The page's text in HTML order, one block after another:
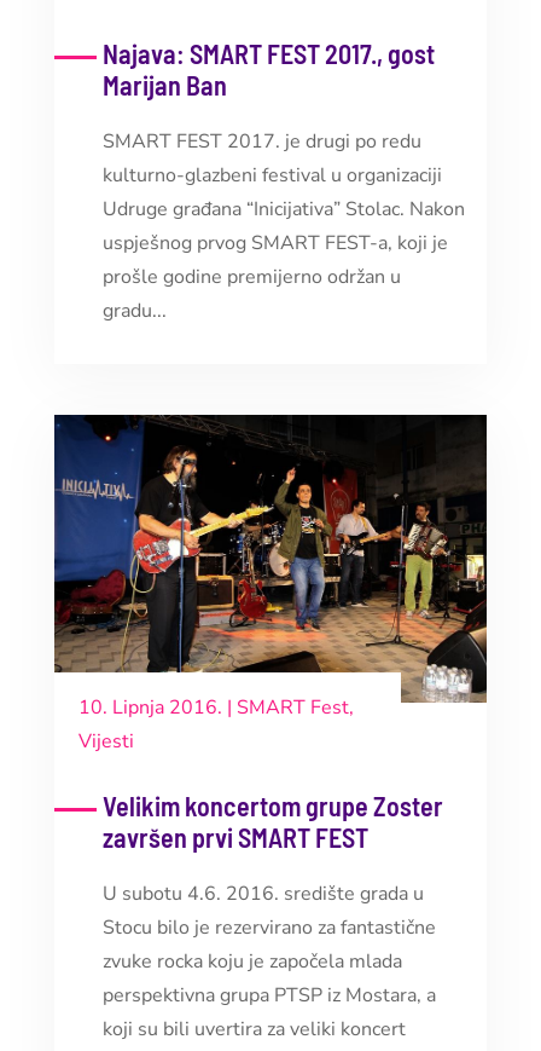
Najava: SMART FEST 2017., gost
Marijan Ban
SMART FEST 2017. je drugi po redu
kulturno-glazbeni festival u organizaciji
Udruge građana “Inicijativa” Stolac. Nakon
uspješnog prvog SMART FEST-a, koji je
prošle godine premijerno održan u
gradu...
Velikim koncertom grupe Zoster
završen prvi SMART FEST
10. Lipnja 2016. | SMART Fest,
Vijesti
U subotu 4.6. 2016. središte grada u
Stocu bilo je rezervirano za fantastične
zvuke rocka koju je započela mlada
perspektivna grupa PTSP iz Mostara, a
koji su bili uvertira za veliki koncert